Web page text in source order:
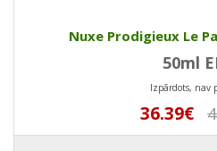
Nuxe Prodigieux Le
50ml
Izpārdots, nav
36.39€